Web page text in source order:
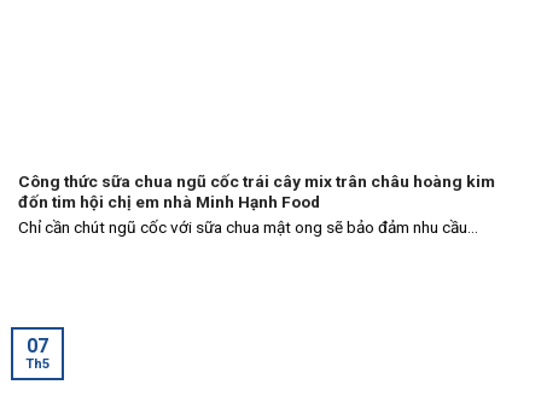
Công thức sữa chua ngũ cốc trái cây mix trân châu hoàng kim
đốn tim hội chị em nhà Minh Hạnh Food
Chỉ cần chút ngũ cốc với sữa chua mật ong sẽ bảo đảm nhu cầu...
07
Th5